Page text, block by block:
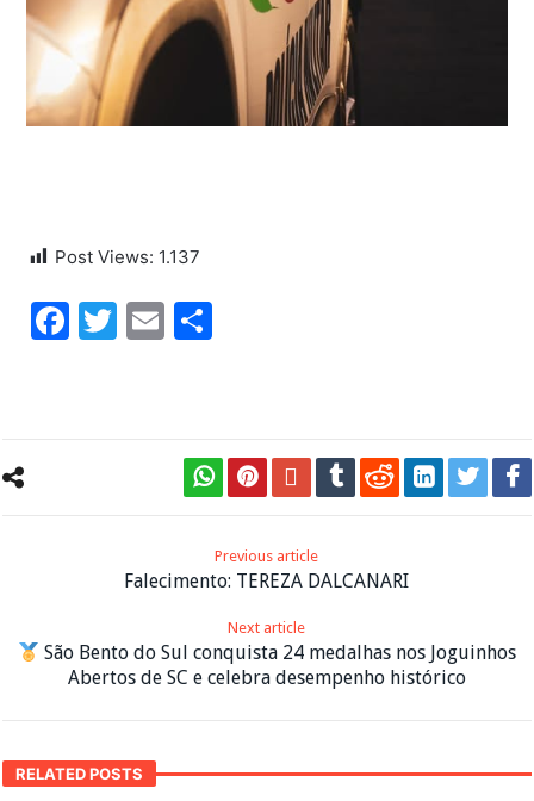
Post Views: 1.137
Facebook
Twitter
Email
Previous article
Falecimento: TEREZA DALCANARI
Next article
São Bento do Sul conquista 24 medalhas nos Joguinhos
Abertos de SC e celebra desempenho histórico
RELATED POSTS